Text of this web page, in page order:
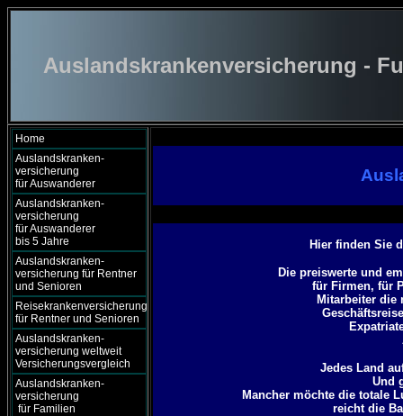
Auslandskrankenversicherung -
Home
Auslandskranken-
versicherung
für Auswanderer
Auslandskranken-
versicherung
für Auswanderer
bis 5 Jahre
Auslandskranken-
versicherung für Rentner
und Senioren
Reisekrankenversicherung
für Rentner und Senioren
Auslandskranken-
versicherung weltweit
Versicherungsvergleich
Auslandskranken-
versicherung
für Familien
Hier finden Sie
Die preiswerte und
für Firmen, für
Mitarbeiter die
Jedes Land
Und
Mancher möchte die totale
reicht die